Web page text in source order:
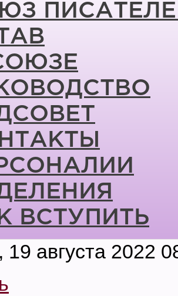
ВСТУПИТЬ
19 августа 2022